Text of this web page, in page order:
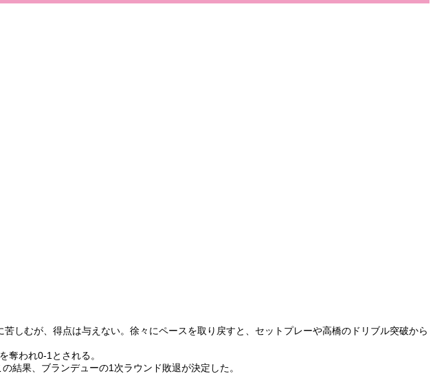
しむが、得点は与えない。徐々にペースを取り戻すと、セットプレーや高橋のドリブル突破から
奪われ0-1とされる。
結果、ブランデューの1次ラウンド敗退が決定した。